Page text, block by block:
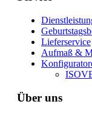
Lieferservice
Aufmaß &
Über uns